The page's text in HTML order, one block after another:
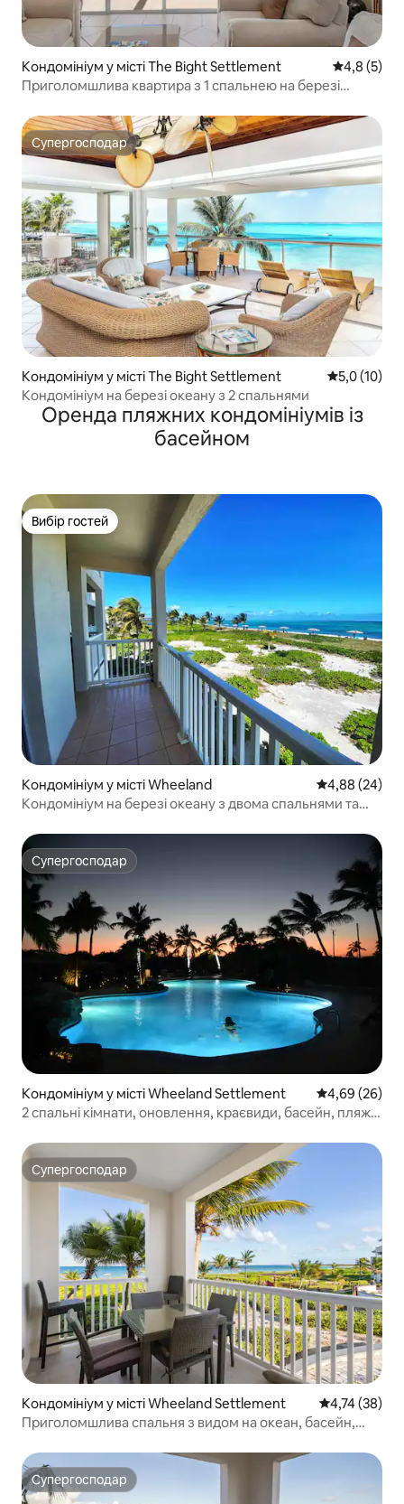
Кондомініум у місті The Bight Settlement Середня
4,8 (5)
Приголомшлива квартира з 1 спальнею на березі
Супергосподар
Супергосподар
Кондомініум у місті The Bight Settlement Середня
5,0 (10)
Кондомініум на березі океану з 2 спальнями
Оренда пляжних кондомініумів із
басейном
Вибір гостей
Вибір гостей
Кондомініум у місті Wheeland Середня
4,88 (24)
Кондомініум на березі океану з двома спальнями та
Супергосподар
Супергосподар
Кондомініум у місті Wheeland Settlement Середня
4,69 (26)
2 спальні кімнати, оновлення, краєвиди, басейн, пляж,
Супергосподар
Супергосподар
Кондомініум у місті Wheeland Settlement Середня
4,74 (38)
Приголомшлива спальня з видом на океан, басейн,
Супергосподар
Супергосподар